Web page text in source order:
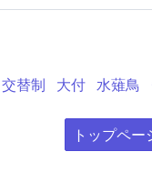
交替制 大付 水薙鳥
トップペー